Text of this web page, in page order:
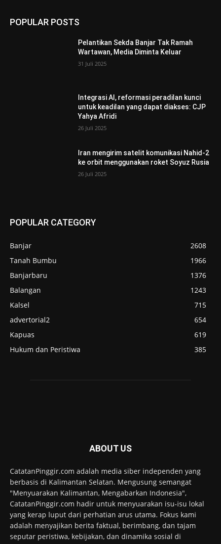
POPULAR POSTS
Pelantikan Sekda Banjar Tak Ramah
Wartawan, Media Diminta Keluar
31 Juli 2025
Integrasi AI, reformasi peradilan kunci
untuk keadilan yang dapat diakses: CJP
Yahya Afridi
26 Juli 2025
Iran mengirim satelit komunikasi Nahid-2
ke orbit menggunakan roket Soyuz Rusia
26 Juli 2025
POPULAR CATEGORY
Banjar
2608
Tanah Bumbu
1966
Banjarbaru
1376
Balangan
1243
Kalsel
715
advertorial2
654
Kapuas
619
Hukum dan Peristiwa
385
ABOUT US
CatatanPinggir.com adalah media siber independen yang
berbasis di Kalimantan Selatan. Mengusung semangat
"Menyuarakan Kalimantan, Mengabarkan Indonesia",
CatatanPinggir.com hadir untuk menyuarakan isu-isu lokal
yang kerap luput dari perhatian arus utama. Fokus kami
adalah menyajikan berita faktual, berimbang, dan tajam
seputar peristiwa, kebijakan, dan dinamika sosial di